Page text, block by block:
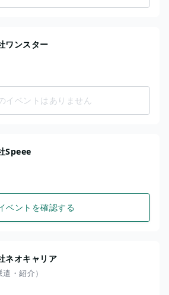
ワンスター
イベントはありません
Speee
ベントを確認する
ネオキャリア
・紹介）